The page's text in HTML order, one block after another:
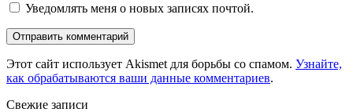
Уведомлять меня о новых записях почтой.
Этот сайт использует Akismet для борьбы со спамом. Узнайте,
как обрабатываются ваши данные комментариев.
Свежие записи